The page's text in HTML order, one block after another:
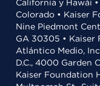
California y Hawái
Colorado • Kaiser
Nine Piedmont
GA 30305 • Kaiser
Atlántico Medio,
D.C., 4000 Garden
Kaiser Foundation